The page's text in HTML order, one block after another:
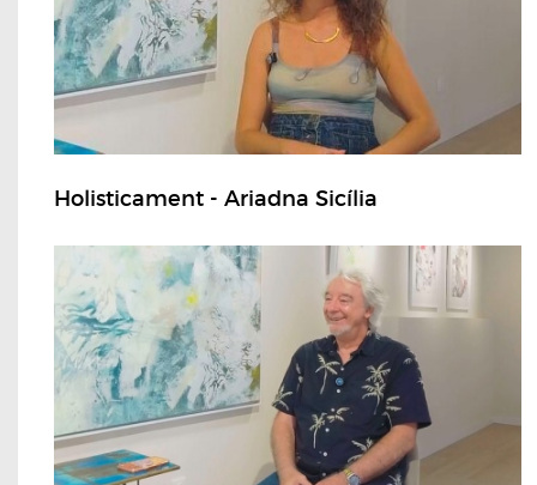
Holisticament - Ariadna Sicília